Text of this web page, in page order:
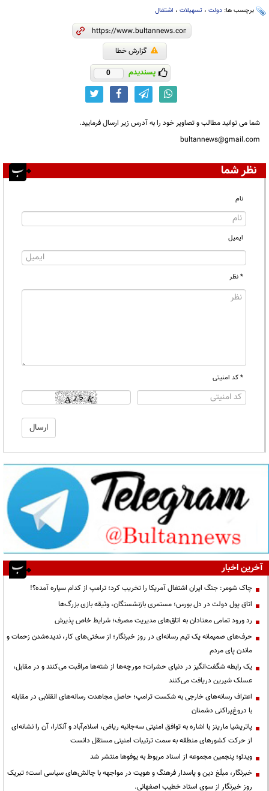
برچسب ها: دولت ، تسهیلات ، اشتغال
گزارش خطا
پسندیدم 0
شما می توانید مطالب و تصاویر خود را به آدرس زیر ارسال فرمایید.
bultannews@gmail.com
نظر شما
نام
ایمیل
* نظر
* کد امنیتی
آخرین اخبار
چاک شومر: جنگ ایران اشتغال آمریکا را تخریب کرد؛ ترامپ از کدام سیاره آمده؟!
اتاق پول دولت در دل بورس؛ مستمری بازنشستگان، وثیقه بازی بزرگ‌ها
رد ورود تمامی معتادان به اتاق‌های مدیریت مصرف؛ شرایط خاص پذیرش
حرف‌های صمیمانه یک تیم رسانه‌ای در روز خبرنگار؛ از سختی‌های کار، ندیده‌شدن زحمات و
ماندن پای مردم
یک رابطه شگفت‌انگیز در دنیای حشرات؛ مورچه‌ها از شته‌ها مراقبت می‌کنند و در مقابل،
عسلک شیرین دریافت می‌کنند
اعتراف رسانه‌های خارجی به شکست ترامپ؛ حاصل مجاهدت رسانه‌های انقلابی در مقابله
با دروغ‌پراکنی دشمنان
پاتریشیا مارینز با اشاره به توافق امنیتی سه‌جانبه ریاض، اسلام‌آباد و آنکارا، آن را نشانه‌ای
از حرکت کشورهای منطقه به سمت ترتیبات امنیتی مستقل دانست
ویدئو؛ پنجمین مجموعه از اسناد مربوط به یوفوها منتشر شد
خبرنگار، مبلّغ دین و پاسدار فرهنگ و هویت در مواجهه با چالش‌های سیاسی است؛ تبریک
روز خبرنگار از سوی استاد خطیب اصفهانی.